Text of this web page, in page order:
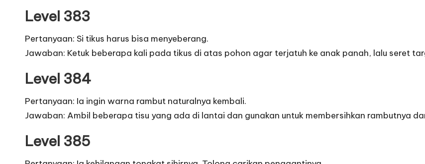
Level 383
Pertanyaan: Si tikus harus bisa menyeberang.
Jawaban: Ketuk beberapa kali pada tikus di atas pohon agar terjatuh ke anak panah, lalu seret
Level 384
Pertanyaan: Ia ingin warna rambut naturalnya kembali.
Jawaban: Ambil beberapa tisu yang ada di lantai dan gunakan untuk membersihkan rambutnya
Level 385